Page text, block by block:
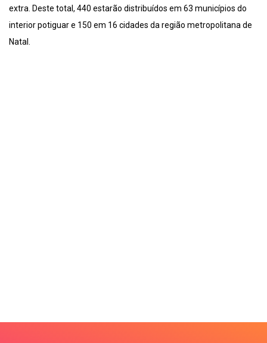
extra. Deste total, 440 estarão distribuídos em 63 municípios do
interior potiguar e 150 em 16 cidades da região metropolitana de
Natal.